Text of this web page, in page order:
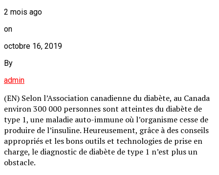
2 mois ago
on
octobre 16, 2019
By
admin
(EN) Selon l’Association canadienne du diabète, au Canada
environ 300 000 personnes sont atteintes du diabète de
type 1, une maladie auto-immune où l’organisme cesse de
produire de l’insuline. Heureusement, grâce à des conseils
appropriés et les bons outils et technologies de prise en
charge, le diagnostic de diabète de type 1 n’est plus un
obstacle.